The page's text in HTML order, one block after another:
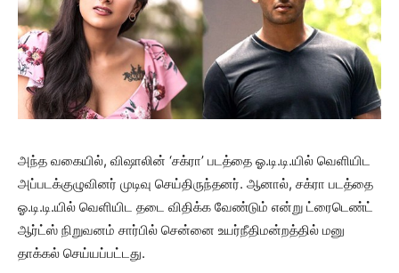
அந்த வகையில், விஷாலின் ‘சக்ரா’ படத்தை ஓ.டி.டி.யில் வெளியிட
அப்படக்குழுவினர் முடிவு செய்திருந்தனர். ஆனால், சக்ரா படத்தை
ஓ.டி.டி.யில் வெளியிட தடை விதிக்க வேண்டும் என்று ட்ரைடெண்ட்
ஆர்ட்ஸ் நிறுவனம் சார்பில் சென்னை உயர்நீதிமன்றத்தில் மனு
தாக்கல் செய்யப்பட்டது.